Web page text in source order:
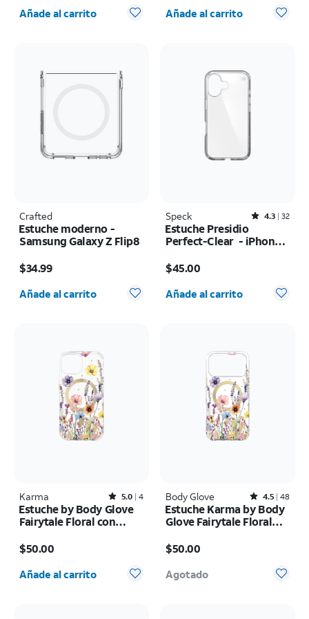
Cantidad seleccionada: 0
Añade al carrito Cantidad seleccionada: 0
Añade al carrito
Crafted
Estuche moderno -
Samsung Galaxy Z Flip8
$34.99
Cantidad seleccionada: 0
Añade al carrito
Speck Rated4.3out of 5 stars with32reviews
4.3 32
Estuche Presidio
Perfect-Clear - iPhone
$45.00
Cantidad seleccionada: 0
Añade al carrito
Karma Rated5out of 5 stars with4reviews
5.0 4
Estuche by Body Glove
Fairytale Floral con
17e/16e/15/14/13
$50.00
Cantidad seleccionada: 0
Añade al carrito
Body Glove Rated4.5out of 5 stars with48reviews
4.5 48
Estuche Karma by Body
Glove Fairytale Floral
Pro Max
$50.00
Agotado